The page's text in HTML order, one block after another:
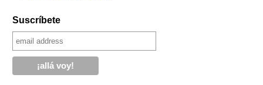
Suscríbete